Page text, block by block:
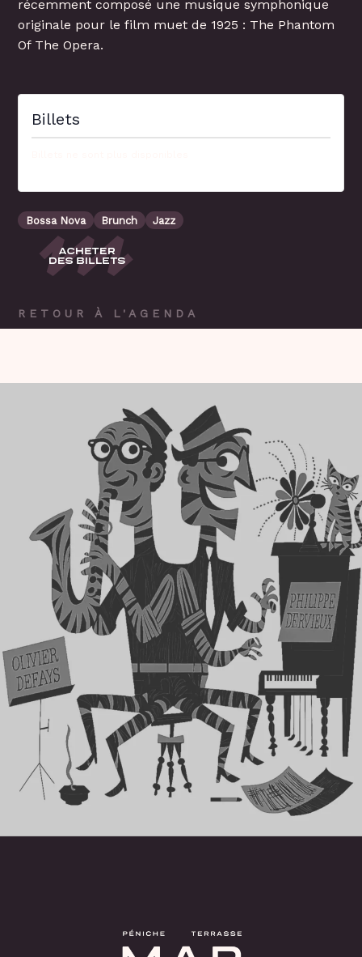
récemment composé une musique symphonique
originale pour le film muet de 1925 : The Phantom
Of The Opera.
Billets
Bossa Nova Brunch Jazz
RETOUR À L'AGENDA